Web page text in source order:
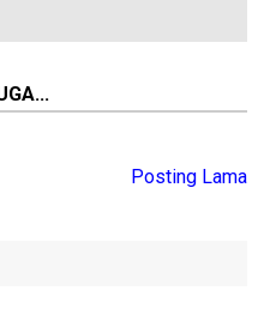
Posting Lama